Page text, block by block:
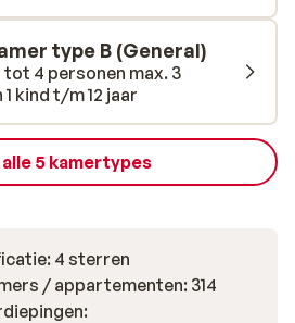
type B (General)
4 personen max. 3
kind t/m 12 jaar
5 kamertypes
4 sterren
/ appartementen: 314